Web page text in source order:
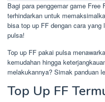
Bagi para penggemar game
terhindarkan untuk
bisa top up FF dengan cara
pulsa!
Top up FF pakai pulsa
kemudahan hingga
melakukannya? Simak panduan
Top Up FF